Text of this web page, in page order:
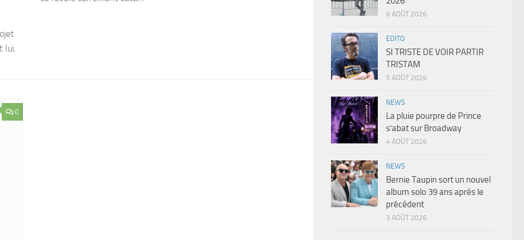
lui.
0
6 AOÛT 2026
EDITO
SI TRISTE DE VOIR PARTIR
TRISTAM
5 AOÛT 2026
NEWS
La pluie pourpre de Prince
s’abat sur Broadway
4 AOÛT 2026
NEWS
Bernie Taupin sort un nouvel
album solo 39 ans après le
précédent
3 AOÛT 2026